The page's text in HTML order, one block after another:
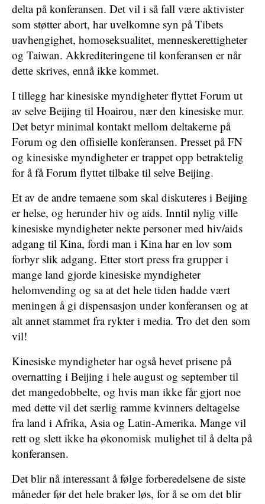
delta på konferansen. Det vil i så fall være aktivister
som støtter abort, har uvelkomne syn på Tibets
uavhengighet, homoseksualitet, menneskerettigheter
og Taiwan. Akkrediteringene til konferansen er når
dette skrives, ennå ikke kommet.
I tillegg har kinesiske myndigheter flyttet Forum ut
av selve Beijing til Hoairou, nær den kinesiske mur.
Det betyr minimal kontakt mellom deltakerne på
Forum og den offisielle konferansen. Presset på FN
og kinesiske myndigheter er trappet opp betraktelig
for å få Forum flyttet tilbake til selve Beijing.
Et av de andre temaene som skal diskuteres i Beijing
er helse, og herunder hiv og aids. Inntil nylig ville
kinesiske myndigheter nekte personer med hiv/aids
adgang til Kina, fordi man i Kina har en lov som
forbyr slik adgang. Etter stort press fra grupper i
mange land gjorde kinesiske myndigheter
helomvending og sa at det hele tiden hadde vært
meningen å gi dispensasjon under konferansen og at
alt annet stammet fra rykter i media. Tro det den som
vil!
Kinesiske myndigheter har også hevet prisene på
overnatting i Beijing i hele august og september til
det mangedobbelte, og hvis man ikke får gjort noe
med dette vil det særlig ramme kvinners deltagelse
fra land i Afrika, Asia og Latin-Amerika. Mange vil
rett og slett ikke ha økonomisk mulighet til å delta på
konferansen.
Det blir nå interessant å følge forberedelsene de siste
måneder før det hele braker løs, for å se om det blir